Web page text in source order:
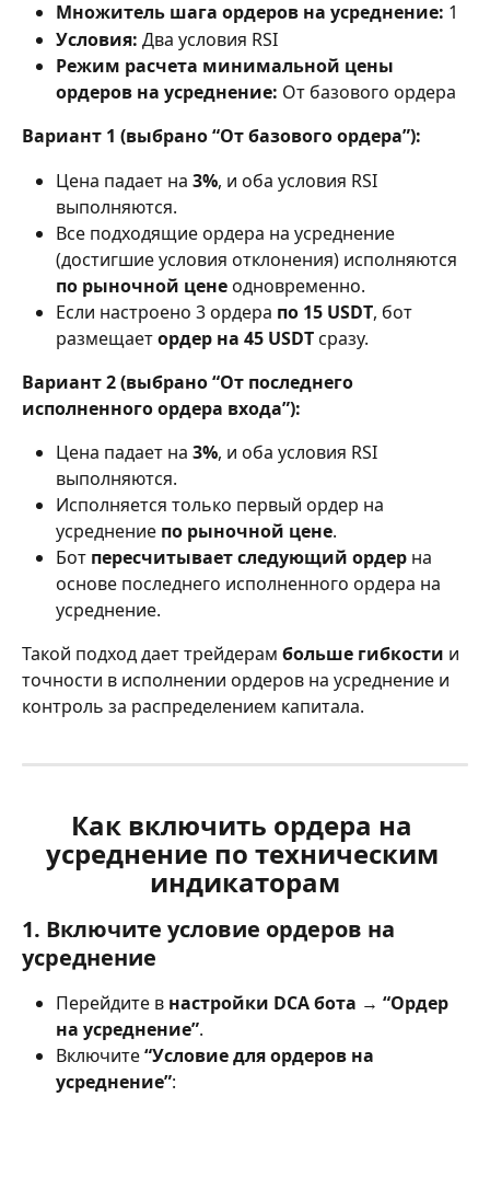
Множитель шага ордеров на усреднение: 1
Условия: Два условия RSI
Режим расчета минимальной цены
ордеров на усреднение: От базового ордера
Вариант 1 (выбрано “От базового ордера”):
Цена падает на 3%, и оба условия RSI
выполняются.
Все подходящие ордера на усреднение
(достигшие условия отклонения) исполняются
по рыночной цене одновременно.
Если настроено 3 ордера по 15 USDT, бот
размещает ордер на 45 USDT сразу.
Вариант 2 (выбрано “От последнего
исполненного ордера входа”):
Цена падает на 3%, и оба условия RSI
выполняются.
Исполняется только первый ордер на
усреднение по рыночной цене.
Бот пересчитывает следующий ордер на
основе последнего исполненного ордера на
усреднение.
Такой подход дает трейдерам больше гибкости и
точности в исполнении ордеров на усреднение и
контроль за распределением капитала.
Как включить ордера на
усреднение по техническим
индикаторам
1. Включите условие ордеров на
усреднение
Перейдите в настройки DCA бота → “Ордер
на усреднение”.
Включите “Условие для ордеров на
усреднение”: